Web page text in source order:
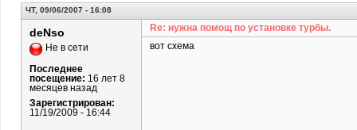
ЧТ, 09/06/2007 - 16:08
deNso
Не в сети
Последнее
посещение: 16 лет 8
месяцев назад
Зарегистрирован:
11/19/2009 - 16:44
Re: нужна помощ по установке турбы.
вот схема